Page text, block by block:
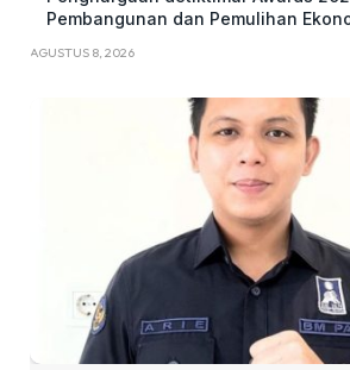
Pembangunan dan Pemulihan
AGUSTUS 8, 2026